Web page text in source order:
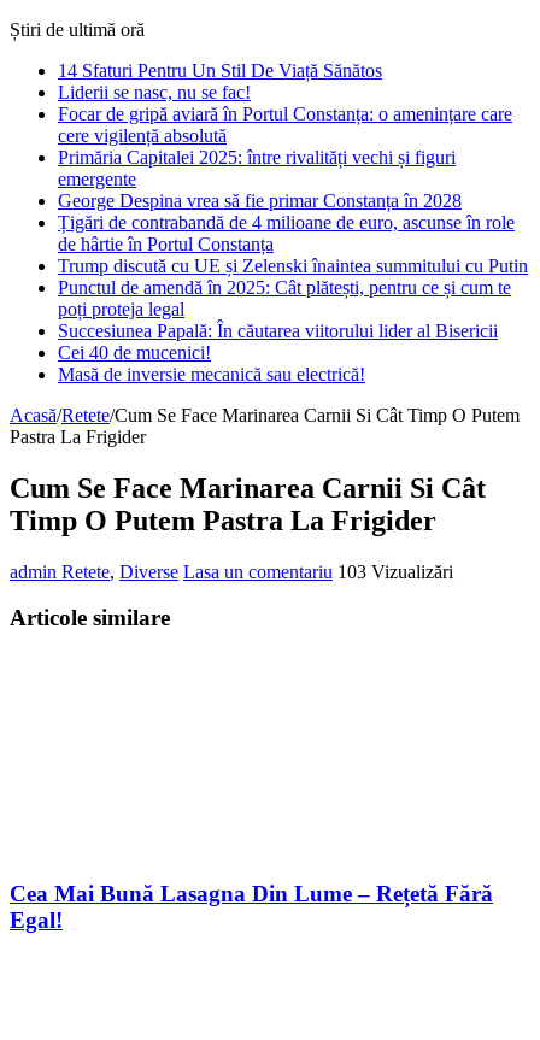
Știri de ultimă oră
14 Sfaturi Pentru Un Stil De Viață Sănătos
Liderii se nasc, nu se fac!
Focar de gripă aviară în Portul Constanța: o amenințare care
cere vigilență absolută
Primăria Capitalei 2025: între rivalități vechi și figuri
emergente
George Despina vrea să fie primar Constanța în 2028
Țigări de contrabandă de 4 milioane de euro, ascunse în role
de hârtie în Portul Constanța
Trump discută cu UE și Zelenski înaintea summitului cu Putin
Punctul de amendă în 2025: Cât plătești, pentru ce și cum te
poți proteja legal
Succesiunea Papală: În căutarea viitorului lider al Bisericii
Cei 40 de mucenici!
Masă de inversie mecanică sau electrică!
Acasă/Retete/Cum Se Face Marinarea Carnii Si Cât Timp O Putem
Pastra La Frigider
Cum Se Face Marinarea Carnii Si Cât
Timp O Putem Pastra La Frigider
admin Retete, Diverse Lasa un comentariu 103 Vizualizări
Articole similare
Cea Mai Bună Lasagna Din Lume – Rețetă Fără
Egal!